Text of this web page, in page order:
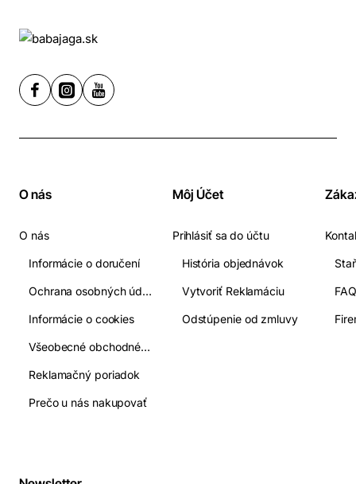
O nás
O nás
Informácie o doručení
Ochrana osobných údajov
Informácie o cookies
Všeobecné obchodné podmienky
Reklamačný poriadok
Prečo u nás nakupovať
Môj Účet
Prihlásiť sa do účtu
História objednávok
Vytvoriť Reklamáciu
Odstúpenie od zmluvy